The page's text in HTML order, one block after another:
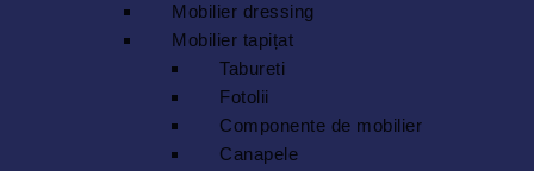
Mobilier dressing
Mobilier tapițat
Tabureti
Fotolii
Componente de mobilier
Canapele